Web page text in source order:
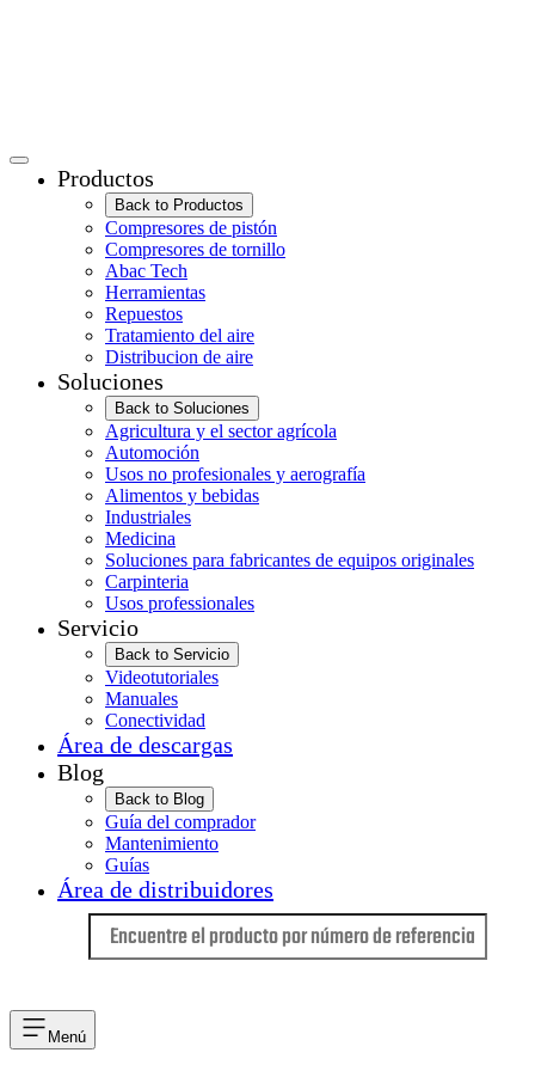
Productos
Back to Productos
Compresores de pistón
Compresores de tornillo
Abac Tech
Herramientas
Repuestos
Tratamiento del aire
Distribucion de aire
Soluciones
Back to Soluciones
Agricultura y el sector agrícola
Automoción
Usos no profesionales y aerografía
Alimentos y bebidas
Industriales
Medicina
Soluciones para fabricantes de equipos originales
Carpinteria
Usos professionales
Servicio
Back to Servicio
Videotutoriales
Manuales
Conectividad
Área de descargas
Blog
Back to Blog
Guía del comprador
Mantenimiento
Guías
Área de distribuidores
Menú